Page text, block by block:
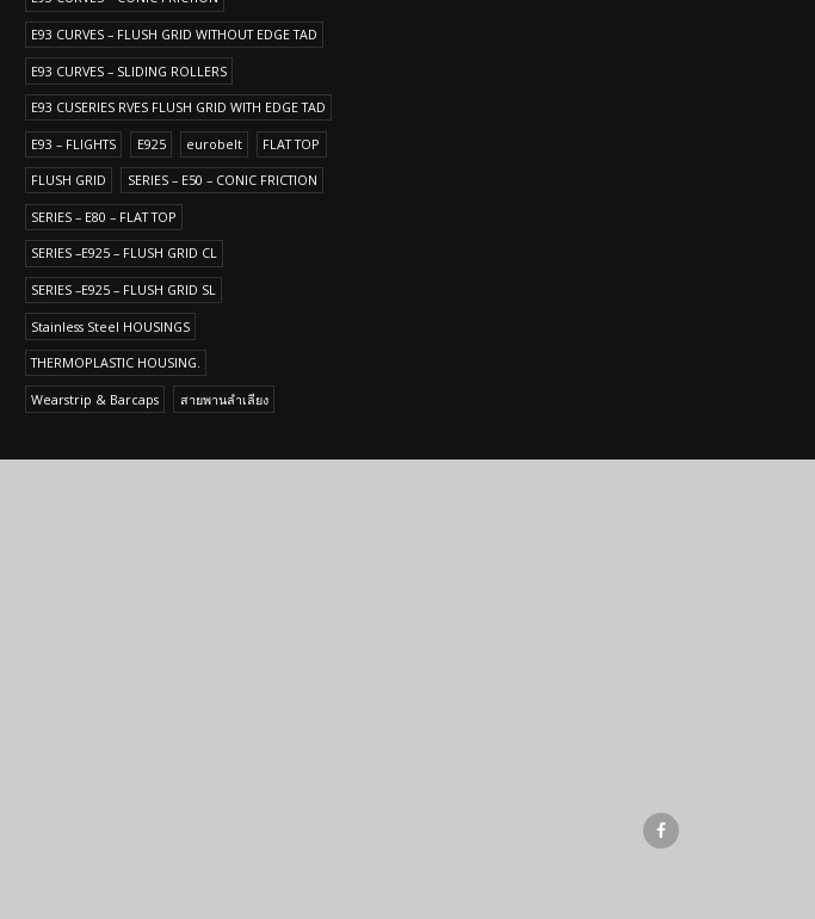
E93 CURVES – FLUSH GRID WITHOUT EDGE TAD
E93 CURVES – SLIDING ROLLERS
E93 CUSERIES RVES FLUSH GRID WITH EDGE TAD
E93 – FLIGHTS E925 eurobelt FLAT TOP
FLUSH GRID SERIES – E50 – CONIC FRICTION
SERIES – E80 – FLAT TOP
SERIES –E925 – FLUSH GRID CL
SERIES –E925 – FLUSH GRID SL
Stainless Steel HOUSINGS
THERMOPLASTIC HOUSING.
Wearstrip & Barcaps สายพานลำเลียง